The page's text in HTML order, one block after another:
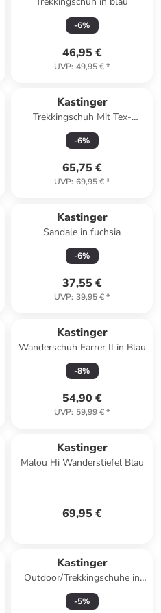
-6%
46,95 €
UVP: 49,95 €*
Kastinger
Trekkingschuh Mit Tex-
Membran in blau
-6%
65,75 €
UVP: 69,95 €*
Kastinger
Sandale in fuchsia
-6%
37,55 €
UVP: 39,95 €*
Kastinger
Wanderschuh Farrer II in Blau
-8%
54,90 €
UVP: 59,99 €*
Kastinger
Malou Hi Wanderstiefel Blau
69,95 €
Kastinger
Outdoor/Trekkingschuhe in
Blau
-5%